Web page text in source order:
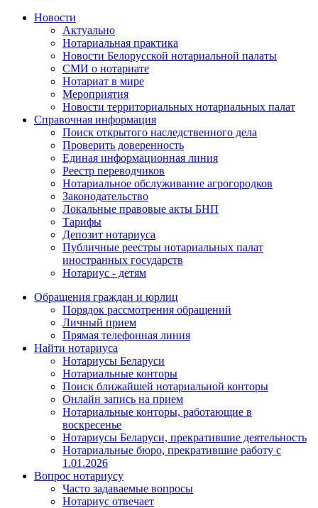
Новости
Актуально
Нотариальная практика
Новости Белорусской нотариальной палаты
СМИ о нотариате
Нотариат в мире
Мероприятия
Новости территориальных нотариальных палат
Справочная информация
Поиск открытого наследственного дела
Проверить доверенность
Единая информационная линия
Реестр переводчиков
Нотариальное обслуживание агрогородков
Законодательство
Локальные правовые акты БНП
Тарифы
Депозит нотариуса
Публичные реестры нотариальных палат
иностранных государств
Нотариус - детям
Обращения граждан и юрлиц
Порядок рассмотрения обращений
Личный прием
Прямая телефонная линия
Найти нотариуса
Нотариусы Беларуси
Нотариальные конторы
Поиск ближайшей нотариальной конторы
Онлайн запись на прием
Нотариальные конторы, работающие в
воскресенье
Нотариусы Беларуси, прекратившие деятельность
Нотариальные бюро, прекратившие работу с
1.01.2026
Вопрос нотариусу
Часто задаваемые вопросы
Нотариус отвечает